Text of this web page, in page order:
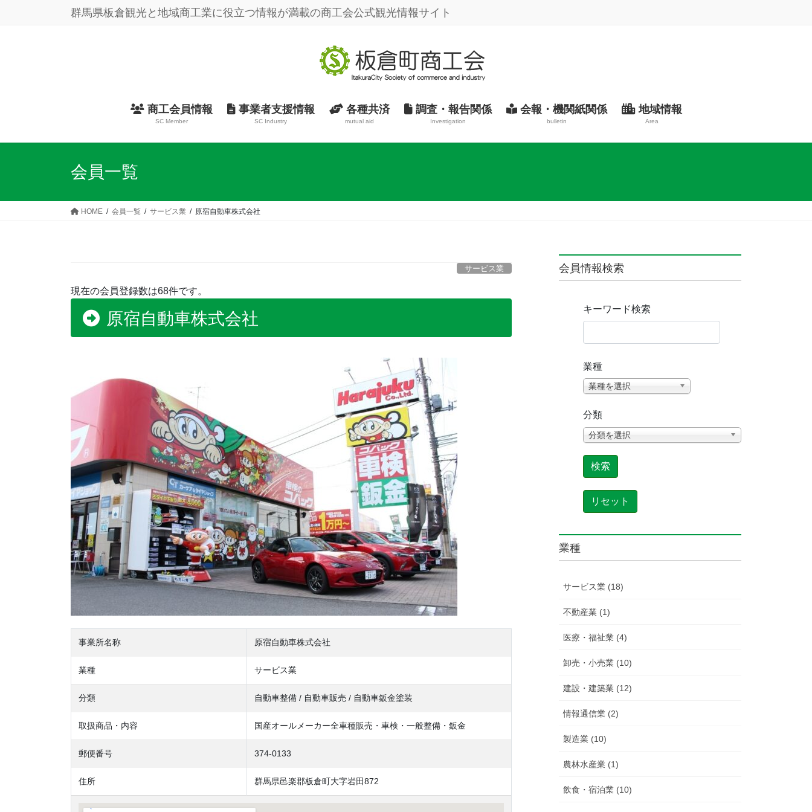
群馬県板倉観光と地域商工業に役立つ情報が満載の商工会公式観光情報サイト
商工会員情報
SC Member
事業者支援情報
SC Industry
各種共済
mutual aid
調査・報告関係
Investigation
会報・機関紙関係
bulletin
地域情報
Area
会員一覧
HOME 会員一覧 サービス業 原宿自動車株式会社
サービス業
現在の会員登録数は68件です。
原宿自動車株式会社
事業所名称 原宿自動車株式会社
業種 サービス業
分類 自動車整備 / 自動車販売 / 自動車鈑金塗装
取扱商品・内容 国産オールメーカー全車種販売・車検・一般整備・鈑金
郵便番号 374-0133
住所 群馬県邑楽郡板倉町大字岩田872
会員情報検索
キーワード検索
業種
業種を選択
分類
分類を選択
業種
サービス業 (18)
不動産業 (1)
医療・福祉業 (4)
卸売・小売業 (10)
建設・建築業 (12)
情報通信業 (2)
製造業 (10)
農林水産業 (1)
飲食・宿泊業 (10)